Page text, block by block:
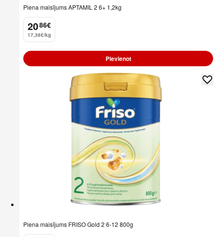
Piena maisījums APTAMIL 2 6+ 1,2kg
20
. 86€
17,38€/kg
Pievienot
Piena maisījums FRISO Gold 2 6-12 800g